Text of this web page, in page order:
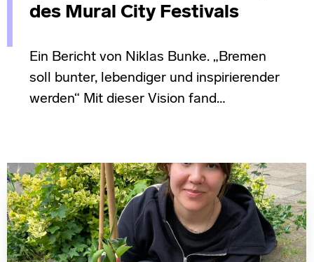
des Mural City Festivals
Ein Bericht von Niklas Bunke. „Bremen
soll bunter, lebendiger und inspirierender
werden“ Mit dieser Vision fand…